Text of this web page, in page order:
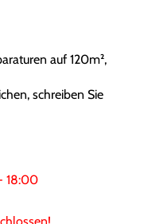
auf 120m²,
schreiben Sie
18:00